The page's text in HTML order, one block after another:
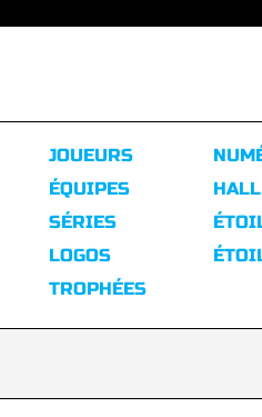
JOUEURS
ÉQUIPES
SÉRIES
LOGOS
TROPHÉES